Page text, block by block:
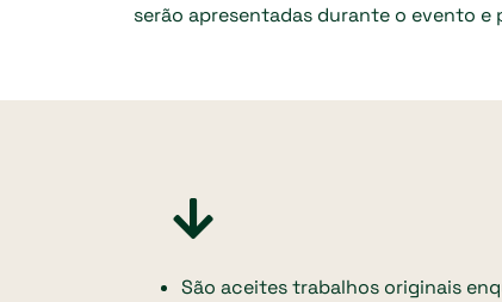
serão apresentadas durante o evento e
São aceites trabalhos originais